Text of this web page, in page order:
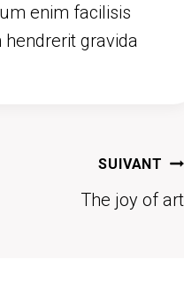
enim facilisis
gravida
SUIVANT
The joy of art